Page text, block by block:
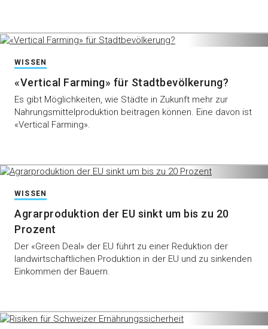
WISSEN
«Vertical Farming» für Stadtbevölkerung?
Es gibt Möglichkeiten, wie Städte in Zukunft mehr zur
Nahrungsmittelproduktion beitragen können. Eine davon ist
«Vertical Farming».
WISSEN
Agrarproduktion der EU sinkt um bis zu 20
Prozent
Der «Green Deal» der EU führt zu einer Reduktion der
landwirtschaftlichen Produktion in der EU und zu sinkenden
Einkommen der Bauern.